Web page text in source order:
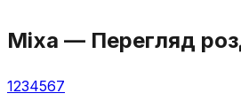
Міха — Перегляд
1234567